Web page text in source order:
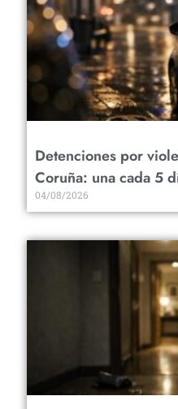
Detenciones por
Coruña: una cada 5
04/08/2026